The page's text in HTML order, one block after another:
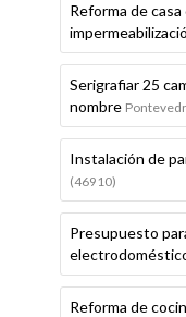
Reforma de
Serigrafiar 25
nombre
Instalación de
(46910)
Presupuesto
Reforma de